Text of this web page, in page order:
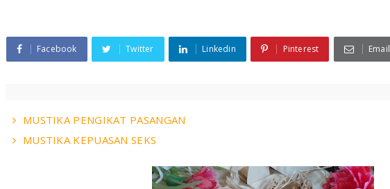
Facebook Twitter Linkedin Pinterest Email
MUSTIKA PENGIKAT PASANGAN
MUSTIKA KEPUASAN SEKS